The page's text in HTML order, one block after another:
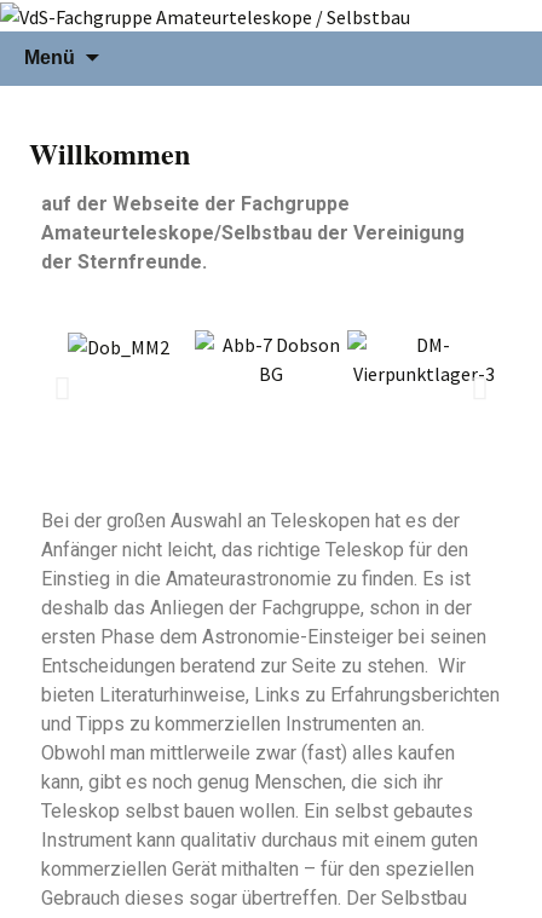
Menü
Willkommen
auf der Webseite der Fachgruppe
Amateurteleskope/Selbstbau der Vereinigung
der Sternfreunde.
Bei der großen Auswahl an Teleskopen hat es der
Anfänger nicht leicht, das richtige Teleskop für den
Einstieg in die Amateurastronomie zu finden. Es ist
deshalb das Anliegen der Fachgruppe, schon in der
ersten Phase dem Astronomie-Einsteiger bei seinen
Entscheidungen beratend zur Seite zu stehen. Wir
bieten Literaturhinweise, Links zu Erfahrungsberichten
und Tipps zu kommerziellen Instrumenten an.
Obwohl man mittlerweile zwar (fast) alles kaufen
kann, gibt es noch genug Menschen, die sich ihr
Teleskop selbst bauen wollen. Ein selbst gebautes
Instrument kann qualitativ durchaus mit einem guten
kommerziellen Gerät mithalten – für den speziellen
Gebrauch dieses sogar übertreffen. Der Selbstbau